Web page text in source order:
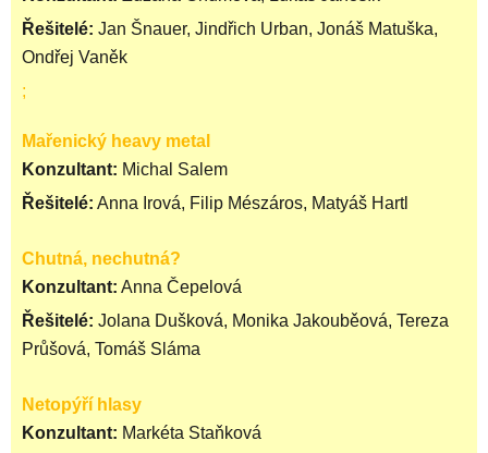
Řešitelé: Jan Šnauer, Jindřich Urban, Jonáš Matuška,
Ondřej Vaněk
;
Mařenický heavy metal
Konzultant: Michal Salem
Řešitelé: Anna Irová, Filip Mészáros, Matyáš Hartl
Chutná, nechutná?
Konzultant: Anna Čepelová
Řešitelé: Jolana Dušková, Monika Jakouběová, Tereza
Průšová, Tomáš Sláma
Netopýří hlasy
Konzultant: Markéta Staňková